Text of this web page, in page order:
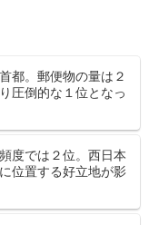
都。郵便物の量は２
圧倒的な１位となっ
度では２位。西日本
位置する好立地が影